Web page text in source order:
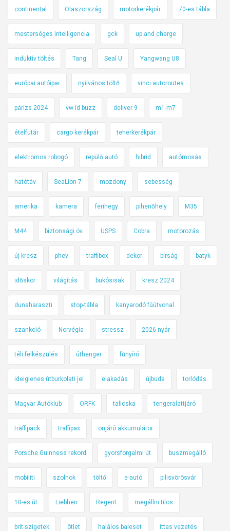
continental Olaszország motorkerékpár 70-es tábla
mesterséges intelligencia gck up and charge
induktív töltés Tang Seal U Yangwang U8
európai autóipar nyilvános töltő vinci autoroutes
párizs 2024 vw id buzz deliver 9 m1-m7
ételfutár cargo kerékpár teherkerékpár
elektromos robogó repülő autó hibrid autómosás
hatótáv SeaLion 7 mozdony sebesség
amerika kamera ferihegy pihenőhely M35
M44 biztonsági öv USPS Cobra motorozás
új kresz phev traffibox dekor bírság batyk
időskor világítás bukósisak kresz 2024
dunaharaszti stop-tábla kanyarodó fűútvonal
szankció Norvégia stressz 2026 nyár
téli felkészülés úthenger fűnyíró
ideiglenes útburkolati jel elakadás újbuda torlódás
Magyar Autóklub ORFK talicska tengeralattjáró
traffipack traffipax önjáró akkumulátor
Porsche Guinness rekord gyorsforgalmi út buszmegálló
mobiliti szolnok töltő e-autó pilisvörösvár
10-es út Liebherr Regent megállni tilos
brit-szigetek ötlet halálos baleset ittas vezetés